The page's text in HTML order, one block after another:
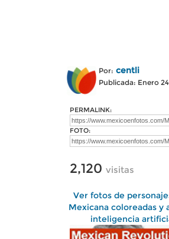
Por: centli
Publicada: Enero
PERMALINK:
FOTO:
2,120 visitas
Ver fotos de
Mexicana coloreadas y
inteligencia